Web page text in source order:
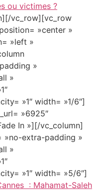
ou victimes ?
vc_row][vc_row
»center »
»left »
»
»
»1″ width= »1/6″]
»6925″
In »][/vc_column]
»no-extra-padding »
»
»1″ width= »5/6″]
: Mahamat-Saleh